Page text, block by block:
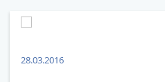
Государственный и
Муниципальное имущество
28.03.2016